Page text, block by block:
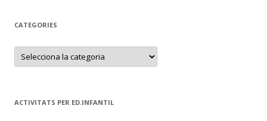
CATEGORIES
C
t
r
i
ACTIVITATS PER ED.INFANTIL